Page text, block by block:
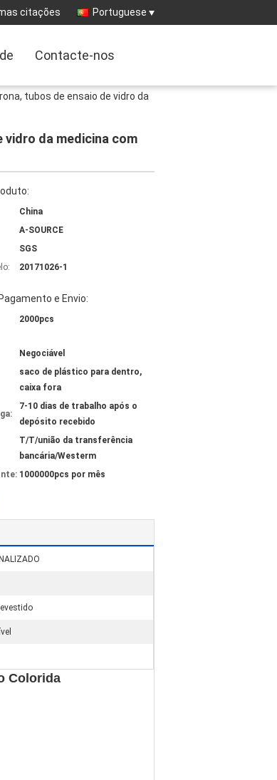
citações Portuguese
Contacte-nos
tubos de ensaio de vidro da
da medicina com
China
A-SOURCE
SGS
20171026-1
e Envio:
2000pcs
Negociável
saco de plástico para dentro,
caixa fora
7-10 dias de trabalho após o
depósito recebido
T/T/união da transferência
bancária/Westerm
1000000pcs por mês
Colorida